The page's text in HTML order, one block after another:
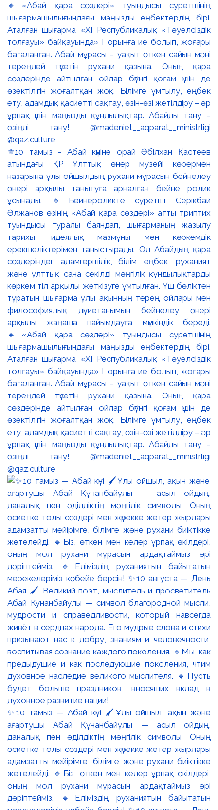
⚜️10 тамыз - Абай күніне орай Әбілхан Қастеев
атындағы ҚР Ұлттық өнер музейі көрермен
назарына ұлы ойшылдың рухани мұрасын бейнелеу
өнері арқылы танытуға арналған бейне ролик
ұсынады. 🔹Бейнероликте суретші Серікбай
Әлжанов өзінің «Абай қара сөздері» атты триптих
туындысы туралы баяндап, шығарманың жазылу
тарихы, идеялық мазмұны мен көркемдік
ерекшеліктерімен таныстырады. Ол Абайдың қара
сөздеріндегі адамгершілік, білім, еңбек, руханият
және ұлттық сана секілді мәңгілік құндылықтарды
көркем тіл арқылы жеткізуге ұмтылған. Үш бөліктен
тұратын шығарма ұлы ақынның терең ойлары мен
философиялық дүниетанымын бейнелеу өнері
арқылы жаңаша пайымдауға мүмкіндік береді.
🔸«Абай қара сөздері» туындысы суретшінің
шығармашылығындағы маңызды еңбектердің бірі.
Аталған шығарма «XI Республикалық «Тәуелсіздік
толғауы» байқауында» І орынға ие болып, жоғары
бағаланған. Абай мұрасы – уақыт өткен сайын мәні
тереңдей түсетін рухани қазына. Оның қара
сөздерінде айтылған ойлар бүгінгі қоғам үшін де
өзектілігін жоғалтқан жоқ. Білімге ұмтылу, еңбек
ету, адамдық қасиетті сақтау, өзін-өзі жетілдіру – әр
ұрпақ үшін маңызды құндылықтар. Абайды тану –
өзіңді тану! @madeniet__aqparat__ministrligi
@qaz.culture
✨10 тамыз — Абай күні 🖌️Ұлы ойшыл, ақын және
ағартушы Абай Құнанбайұлы — асыл ойдың,
даналық пен әділдіктің мәңгілік символы. Оның
өсиетке толы сөздері мен жүрекке жетер жырлары
адамзатты мейірімге, білімге және рухани биіктікке
жетелейді. 🔹Біз, өткен мен келер ұрпақ өкілдері,
оның мол рухани мұрасын ардақтаймыз әрі
дәріптейміз. 🔹Еліміздің руханиятын байытатын